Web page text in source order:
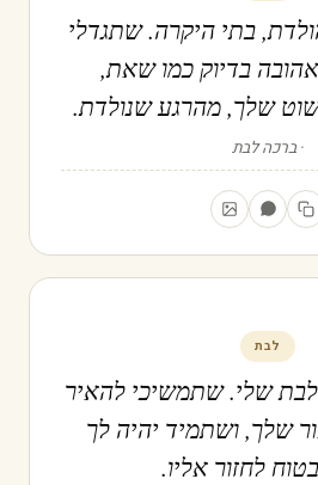
בתי היקרה. שתגדלי
בדיוק כמו שאת,
שלך, מהרגע שנולדת.
ברכה לבת
לבת
שלי. שתמשיכי להאיר
שלך, ושתמיד יהיה לך
לחזור אליו.